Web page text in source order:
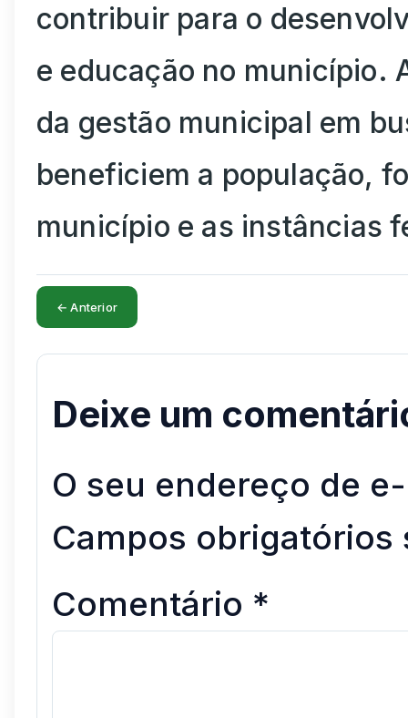
contribuir para o
e educação no município.
da gestão municipal em
beneficiem a população,
município e as instâncias
← Anterior
Deixe um
O seu endereço de
Campos
Comentário *